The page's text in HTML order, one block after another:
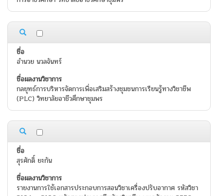
อำนวย นวลจันทร์
กลยุทธ์การบริหารจัดการเพื่อเสริมสร้างชุมชนการเรียนรู้ทางวิชาชีพ
(PLC) วิทยาลัยอาชีวศึกษาชุมพร
สุรศักดิ์ ยะกัน
รายงานการใช้เอกสารประกอบการสอนวิชาเครื่องปรับอากาศ รหัสวิชา